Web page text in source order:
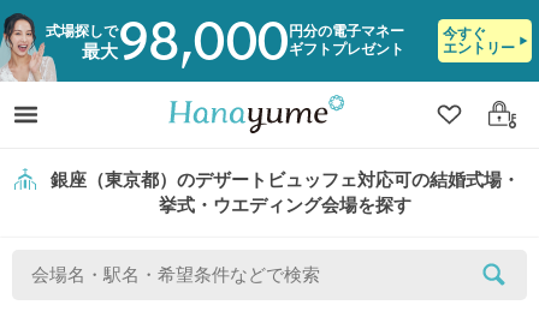
式場探しで
最大98,000 円分の電子マネー
ギフトプレゼント
今すぐ
エントリー
クリップ
ログ
銀座（東京都）のデザートビュッフェ対応可の結婚式場・
挙式・ウエディング会場を探す